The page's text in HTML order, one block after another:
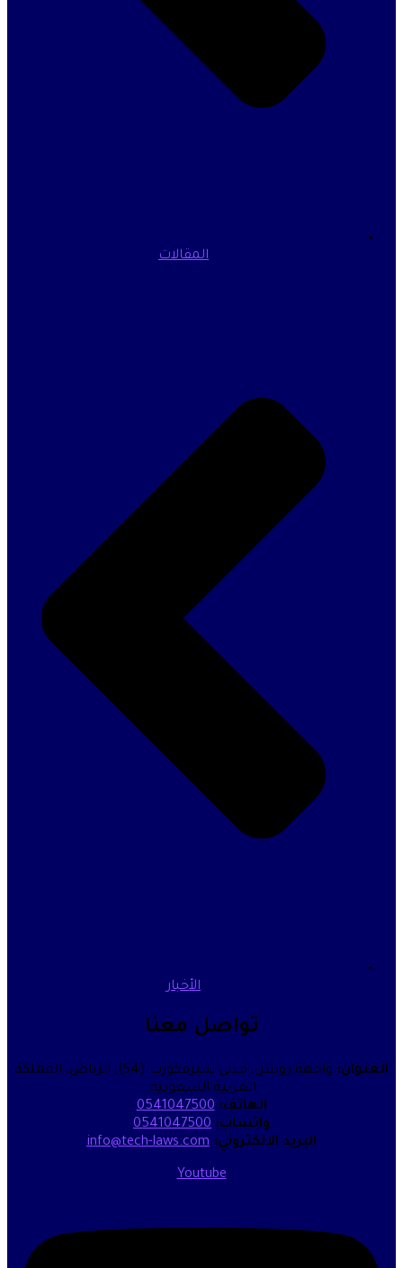
المقالات
الأخبار
تواصل معنا
العنوان:
واجهة روشن، مبنى سيرفكورب (S4)، الرياض، المملكة
العربية السعودية.
الهاتف:0541047500
واتساب: 0541047500
البريد الالكتروني: info@tech-laws.com
Youtube